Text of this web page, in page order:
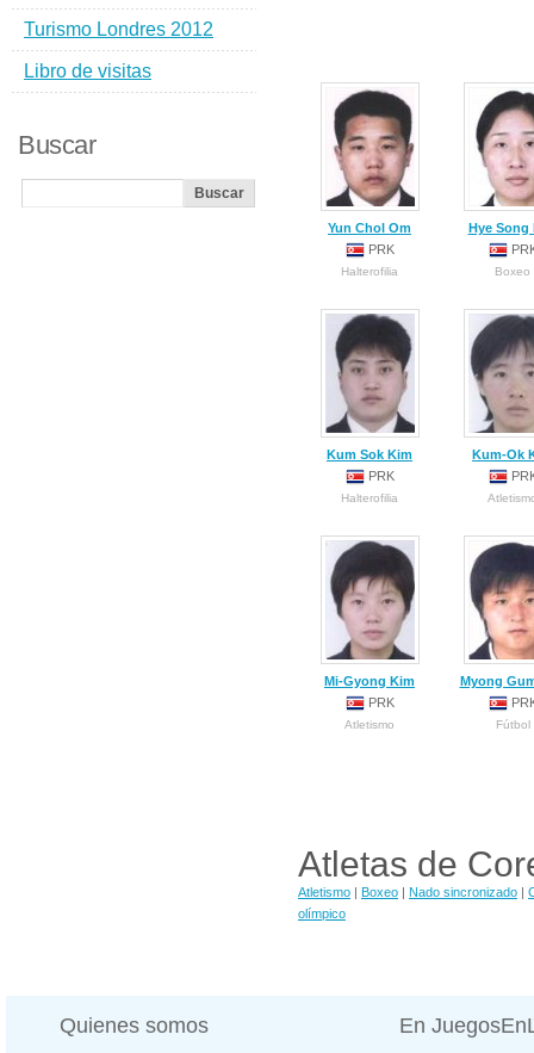
Yun Chol Om
PRK
Halterofilia
Hye Song
Boxeo
Kum Sok Kim
PRK
Halterofilia
Kum-Ok
Mi-Gyong Kim
PRK
Atletismo
Myong
Fútbol
Atletas de
Atletismo | Boxeo | Nado sincronizado |
olímpico
Turismo Londres 2012
Libro de visitas
Buscar
Quienes somos En